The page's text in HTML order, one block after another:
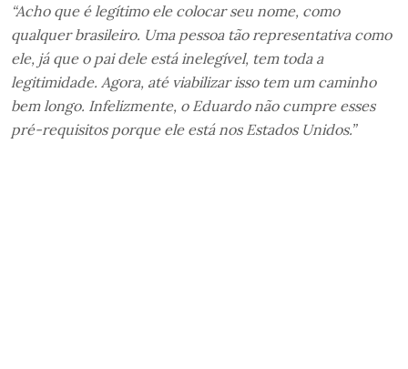
“Acho que é legítimo ele colocar seu nome, como
qualquer brasileiro. Uma pessoa tão representativa como
ele, já que o pai dele está inelegível, tem toda a
legitimidade. Agora, até viabilizar isso tem um caminho
bem longo. Infelizmente, o Eduardo não cumpre esses
pré-requisitos porque ele está nos Estados Unidos.”